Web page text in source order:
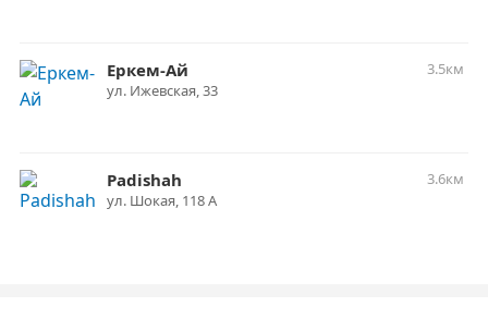
Еркем-Ай
3.5км
ул. Ижевская, 33
Padishah
3.6км
ул. ​Шокая, 118 А